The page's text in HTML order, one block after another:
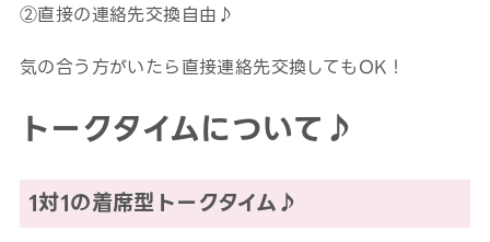
②直接の連絡先交換自由♪
気の合う方がいたら直接連絡先交換してもOK！
トークタイムについて♪
1対1の着席型トークタイム♪